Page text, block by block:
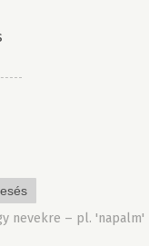
nevekre – pl.